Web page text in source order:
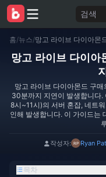
검색
홈/뉴스/
망고 라이브 다이아
망고 라이브 다이아몬드 구
30분까지 지연이 발생합니다.
8시~11시)의 서버 혼잡, 네트
인해 발생합니다. 이 가이드는
작성자: Ryan
목차